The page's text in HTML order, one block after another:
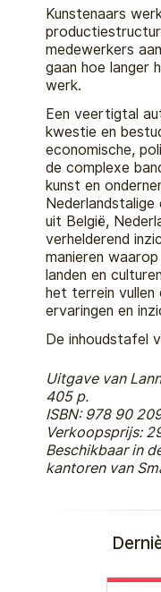
Kunstenaars
medewerkers
gaan hoe langer
werk.
Een veertigtal
kwestie en
economische,
de complexe
kunst en
uit België,
verhelderend
manieren
landen en
het terrein vullen
ervaringen en
De inhoudstafel
Uitgave van
405 p.
ISBN: 978 90
Verkoopsprijs:
Beschikbaar in
kantoren van